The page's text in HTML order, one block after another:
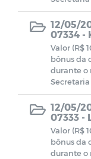
12/05/
07334 -
Valor (R$
bônus da
durante o
12/05/
07333 -
Valor (R$
bônus da
durante o